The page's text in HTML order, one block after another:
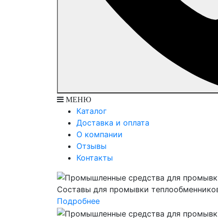
МЕНЮ
Каталог
Доставка и оплата
О компании
Отзывы
Контакты
Составы для промывки
Подробнее